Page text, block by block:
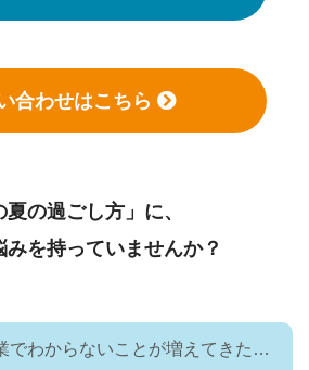
合わせはこちら
夏の過ごし方」に、
みを持っていませんか？
でわからないことが増えてきた…